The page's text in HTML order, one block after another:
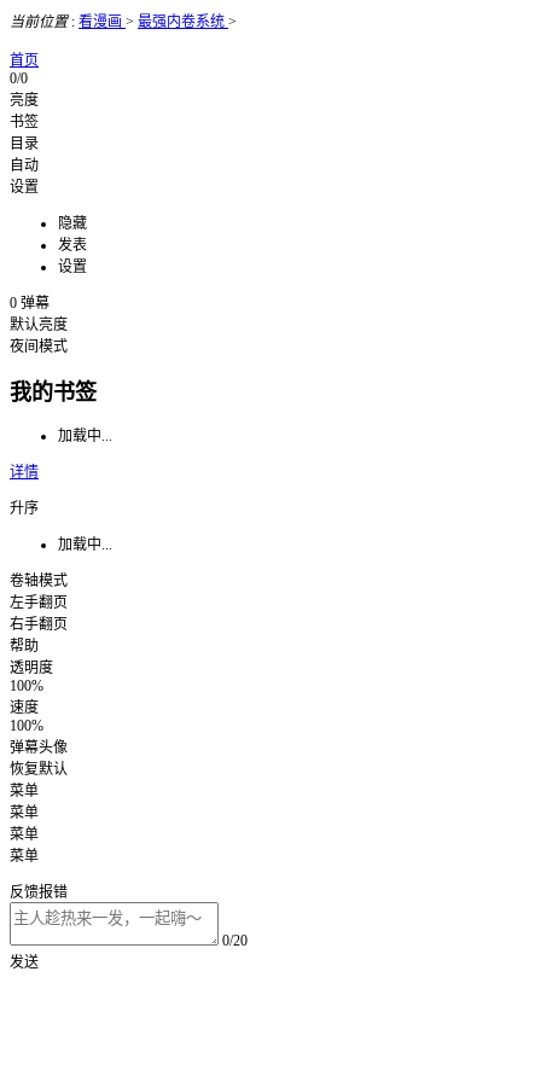
当前位置: 看漫画 > 最强内卷系统 >
首页
0/0
亮度
书签
目录
自动
设置
隐藏
发表
设置
0 弹幕
默认亮度
夜间模式
我的书签
加载中...
详情
升序
加载中...
卷轴模式
左手翻页
右手翻页
帮助
透明度
100%
速度
100%
弹幕头像
恢复默认
菜单
菜单
菜单
菜单
反馈报错
0/20
发送